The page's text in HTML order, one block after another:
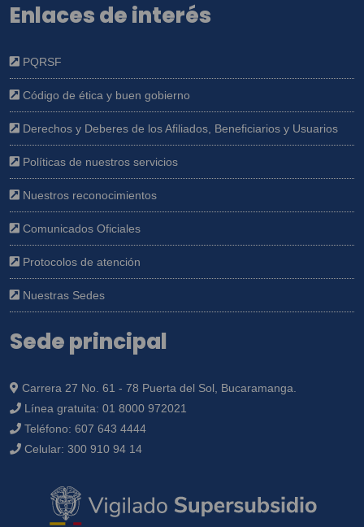
Enlaces de interés
PQRSF
Código de ética y buen gobierno
Derechos y Deberes de los Afiliados, Beneficiarios y Usuarios
Políticas de nuestros servicios
Nuestros reconocimientos
Comunicados Oficiales
Protocolos de atención
Nuestras Sedes
Sede principal
Carrera 27 No. 61 - 78 Puerta del Sol, Bucaramanga.
Línea gratuita: 01 8000 972021
Teléfono: 607 643 4444
Celular: 300 910 94 14